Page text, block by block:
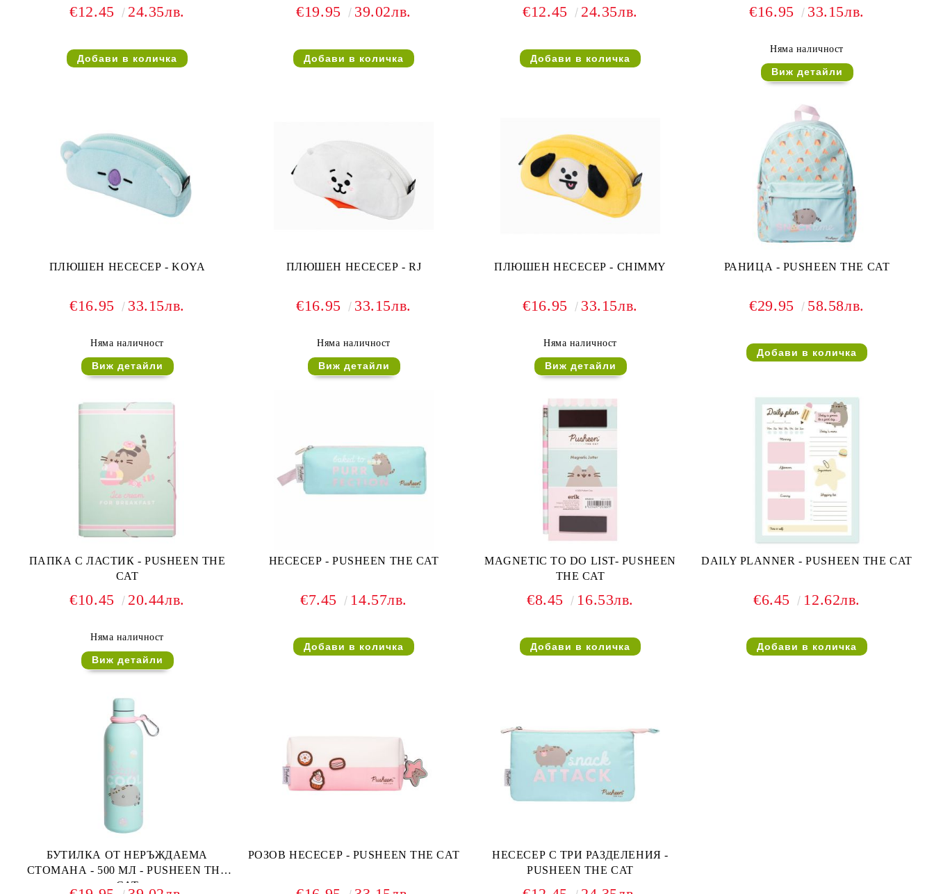
€12.45 24.35лв. €19.95 39.02лв. €12.45 24.35лв. €16.95 33.15лв.
Няма наличност
Виж детайли
ПЛЮШЕН НЕСЕСЕР - KOYA
€16.95 33.15лв.
Няма наличност
Виж детайли
ПЛЮШЕН НЕСЕСЕР - RJ
€16.95 33.15лв.
Няма наличност
Виж детайли
ПЛЮШЕН НЕСЕСЕР - CHIMMY
€16.95 33.15лв.
Няма наличност
Виж детайли
РАНИЦА - PUSHEEN THE CAT
€29.95 58.58лв.
ПАПКА С ЛАСТИК - PUSHEEN THE
CAT
€10.45 20.44лв.
Няма наличност
Виж детайли
НЕСЕСЕР - PUSHEEN THE CAT
€7.45 14.57лв.
MAGNETIC TO DO LIST- PUSHEEN
THE CAT
€8.45 16.53лв.
DAILY PLANNER - PUSHEEN THE CAT
€6.45 12.62лв.
БУТИЛКА ОТ НЕРЪЖДАЕМА
СТОМАНА - 500 МЛ - PUSHEEN THE
CAT
РОЗОВ НЕСЕСЕР - PUSHEEN THE CAT
НЕСЕСЕР С ТРИ РАЗДЕЛЕНИЯ -
PUSHEEN THE CAT